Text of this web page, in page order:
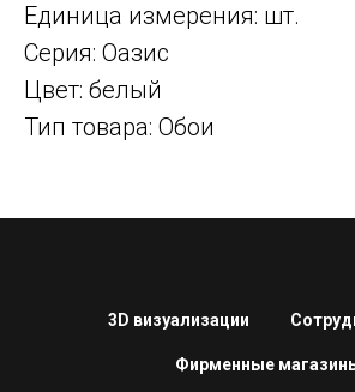
Единица измерения: шт.
Серия: Оазис
Цвет: белый
Тип товара: Обои
3D визуализации
Фирменные